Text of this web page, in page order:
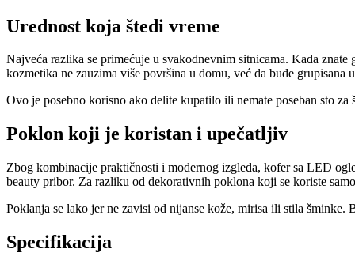
Urednost koja štedi vreme
Najveća razlika se primećuje u svakodnevnim sitnicama. Kada
kozmetika ne zauzima više površina u domu, već da bude grupisana
Ovo je posebno korisno ako delite kupatilo ili nemate poseban sto
Poklon koji je koristan i upečatljiv
Zbog kombinacije praktičnosti i modernog izgleda, kofer sa LED
beauty pribor. Za razliku od dekorativnih poklona koji se koriste
Poklanja se lako jer ne zavisi od nijanse kože, mirisa ili stila
Specifikacija